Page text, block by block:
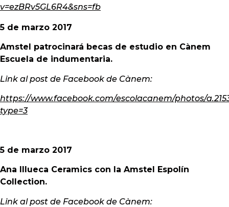
v=ezBRv5GL6R4&sns=fb
5 de marzo 2017
Amstel patrocinará becas de estudio en Cànem
Escuela de indumentaria.
Link al post de Facebook de Cànem:
https://www.facebook.com/escolacanem/photos/
type=3
5 de marzo 2017
Ana Illueca Ceramics con la Amstel Espolín
Collection.
Link al post de Facebook de Cànem: